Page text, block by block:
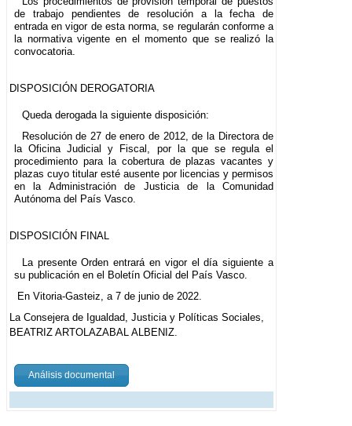
de trabajo pendientes de resolución a la fecha de
entrada en vigor de esta norma, se regularán conforme a
la normativa vigente en el momento que se realizó la
convocatoria.
DISPOSICIÓN DEROGATORIA
Queda derogada la siguiente disposición:
Resolución de 27 de enero de 2012, de la Directora de
la Oficina Judicial y Fiscal, por la que se regula el
procedimiento para la cobertura de plazas vacantes y
plazas cuyo titular esté ausente por licencias y permisos
en la Administración de Justicia de la Comunidad
Autónoma del País Vasco.
DISPOSICIÓN FINAL
La presente Orden entrará en vigor el día siguiente a
su publicación en el Boletín Oficial del País Vasco.
En Vitoria-Gasteiz, a 7 de junio de 2022.
La Consejera de Igualdad, Justicia y Políticas Sociales,
BEATRIZ ARTOLAZABAL ALBENIZ.
Análisis documental